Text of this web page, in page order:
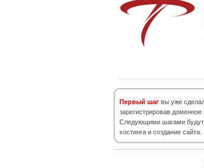
Первый шаг вы уже
зарегистрировав доменное
Следующими шагами будут
хостинга и создание сайта.